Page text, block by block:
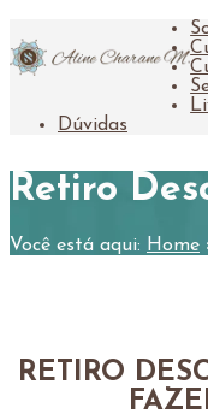
Dúvidas
Retiro
Você está aqui: Home
RETIRO